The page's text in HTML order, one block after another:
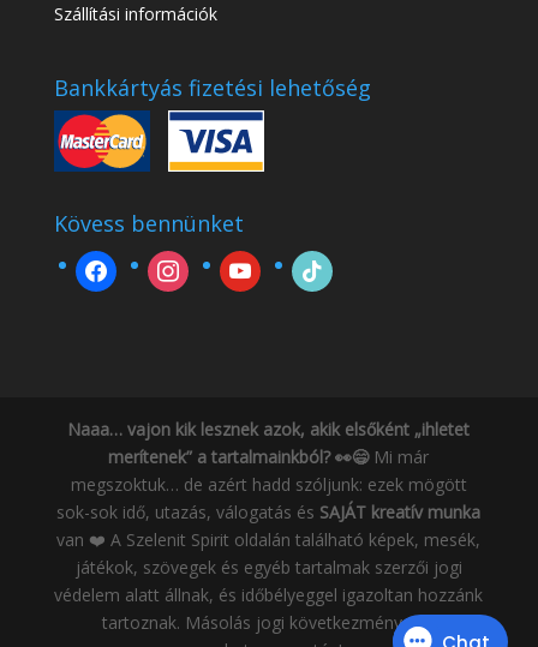
Szállítási információk
Bankkártyás fizetési lehetőség
Kövess bennünket
facebook instagramyoutube tiktok
Naaa… vajon kik lesznek azok, akik elsőként „ihletet
merítenek” a tartalmainkból? 👀😄Mi már
megszoktuk… de azért hadd szóljunk: ezek mögött
sok-sok idő, utazás, válogatás és SAJÁT kreatív munka
van ❤️ A Szelenit Spirit oldalán található képek, mesék,
játékok, szövegek és egyéb tartalmak szerzői jogi
védelem alatt állnak, és időbélyeggel igazoltan hozzánk
tartoznak. Másolás jogi következményeket